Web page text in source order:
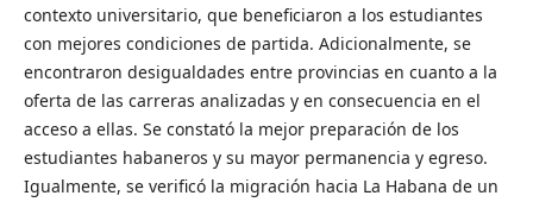
contexto universitario, que beneficiaron a los estudiantes
con mejores condiciones de partida. Adicionalmente, se
encontraron desigualdades entre provincias en cuanto a la
oferta de las carreras analizadas y en consecuencia en el
acceso a ellas. Se constató la mejor preparación de los
estudiantes habaneros y su mayor permanencia y egreso.
Igualmente, se verificó la migración hacia La Habana de un